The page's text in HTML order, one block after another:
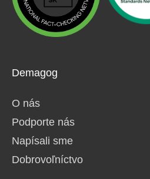
Demagog
O nás
Podporte nás
Napísali sme
Dobrovoľníctvo